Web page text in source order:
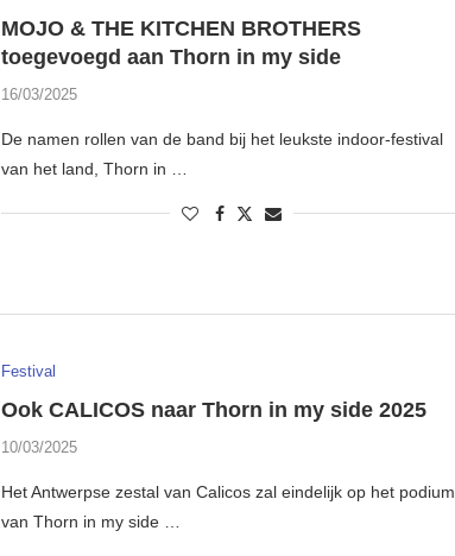
MOJO & THE KITCHEN BROTHERS
toegevoegd aan Thorn in my side
16/03/2025
De namen rollen van de band bij het leukste indoor-festival
van het land, Thorn in …
Festival
Ook CALICOS naar Thorn in my side 2025
10/03/2025
Het Antwerpse zestal van Calicos zal eindelijk op het podium
van Thorn in my side …